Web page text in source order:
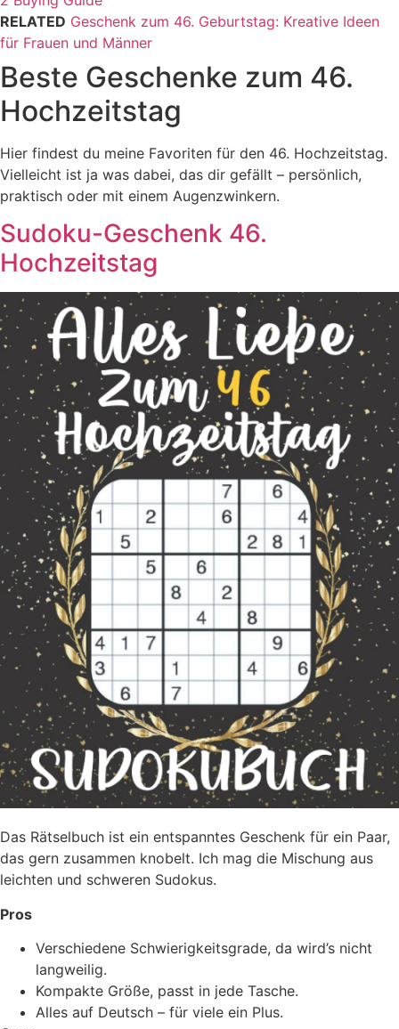
RELATED Geschenk zum 46. Geburtstag: Kreative Ideen
für Frauen und Männer
Beste Geschenke zum 46.
Hochzeitstag
Hier findest du meine Favoriten für den 46. Hochzeitstag.
Vielleicht ist ja was dabei, das dir gefällt – persönlich,
praktisch oder mit einem Augenzwinkern.
Sudoku-Geschenk 46.
Hochzeitstag
Das Rätselbuch ist ein entspanntes Geschenk für ein Paar,
das gern zusammen knobelt. Ich mag die Mischung aus
leichten und schweren Sudokus.
Pros
Verschiedene Schwierigkeitsgrade, da wird’s nicht
langweilig.
Kompakte Größe, passt in jede Tasche.
Alles auf Deutsch – für viele ein Plus.